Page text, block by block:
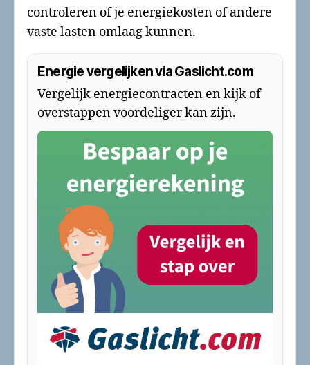
controleren of je energiekosten of andere
vaste lasten omlaag kunnen.
Energie vergelijken via Gaslicht.com
Vergelijk energiecontracten en kijk of
overstappen voordeliger kan zijn.